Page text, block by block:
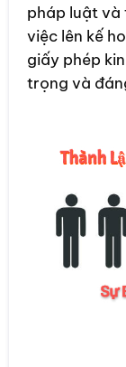
pháp luật và
việc lên kế
giấy phép
trọng và